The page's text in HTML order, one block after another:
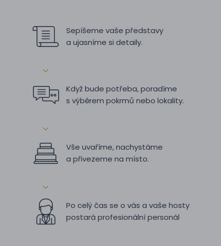
Sepíšeme vaše představy
a ujasníme si detaily.
Když bude potřeba, poradíme
s výběrem pokrmů nebo lokality.
Vše uvaříme, nachystáme
a přivezeme na místo.
Po celý čas se o vás a vaše hosty
postará profesionální personál